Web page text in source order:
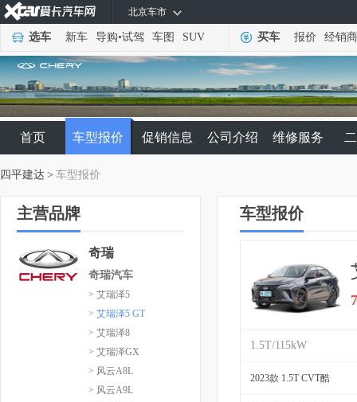
北京车市
选车 新车 导购•试驾 车图 SUV 买车 报价 经销商
首页 车型报价 促销信息 公司介绍 维修服务
四平建达 > 车型报价
主营品牌
奇瑞
奇瑞汽车
> 艾瑞泽5
> 艾瑞泽5 GT
> 艾瑞泽8
> 艾瑞泽GX
> 风云A8L
> 风云A9L
车型报价
1.5T/115kW
2023款 1.5T CVT酷